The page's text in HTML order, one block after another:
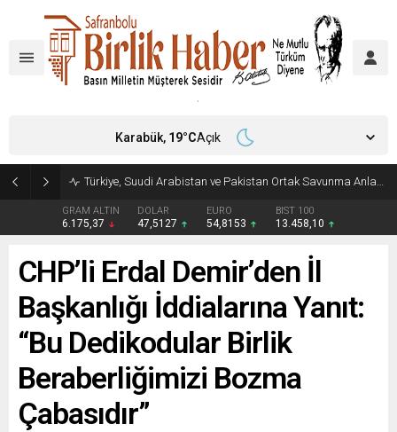
Türkiye, Suudi Arabistan ve Pakistan Ortak Savunma Anlaşması imzaladı
GRAM ALTIN
6.175,37
DOLAR
47,5127
EURO
54,8153
BIST 100
13.458,10
Karabük, 19°CAçık
CHP’li Erdal Demir’den İl
Başkanlığı İddialarına Yanıt:
“Bu Dedikodular Birlik
Beraberliğimizi Bozma
Çabasıdır”